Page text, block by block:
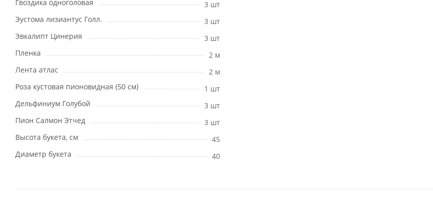
Гвоздика одноголовая
3 шт
Эустома лизиантус Голл.
3 шт
Эвкалипт Цинерия
3 шт
Пленка
2 м
Лента атлас
2 м
Роза кустовая пионовидная (50 см)
1 шт
Дельфиниум Голубой
3 шт
Пион Салмон Этчед
3 шт
Высота букета, см
45
Диаметр букета
40